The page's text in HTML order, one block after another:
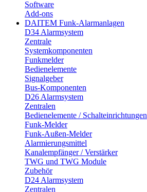
Software
Add-ons
DAITEM Funk-Alarmanlagen
D34 Alarmsystem
Zentrale
Systemkomponenten
Funkmelder
Bedienelemente
Signalgeber
Bus-Komponenten
D26 Alarmsystem
Zentralen
Bedienelemente / Schalteinrichtungen
Funk-Melder
Funk-Außen-Melder
Alarmierungsmittel
Kanalempfänger / Verstärker
TWG und TWG Module
Zubehör
D24 Alarmsystem
Zentralen